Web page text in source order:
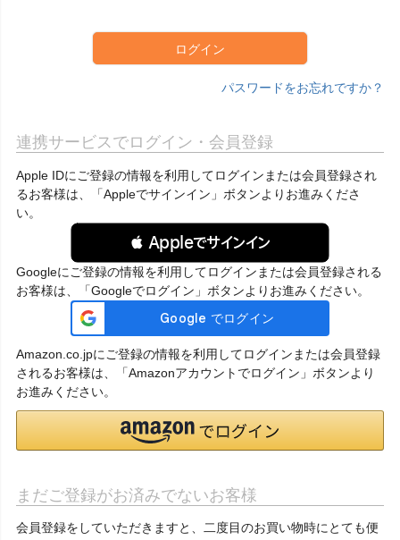
ログイン
パスワードをお忘れですか？
連携サービスでログイン・会員登録
Apple IDにご登録の情報を利用してログインまたは会員登録され
るお客様は、「Appleでサインイン」ボタンよりお進みくださ
い。
 Appleでサインイン
Googleにご登録の情報を利用してログインまたは会員登録される
お客様は、「Googleでログイン」ボタンよりお進みください。
Amazon.co.jpにご登録の情報を利用してログインまたは会員登録
されるお客様は、「Amazonアカウントでログイン」ボタンより
お進みください。
まだご登録がお済みでないお客様
会員登録をしていただきますと、二度目のお買い物時にとても便